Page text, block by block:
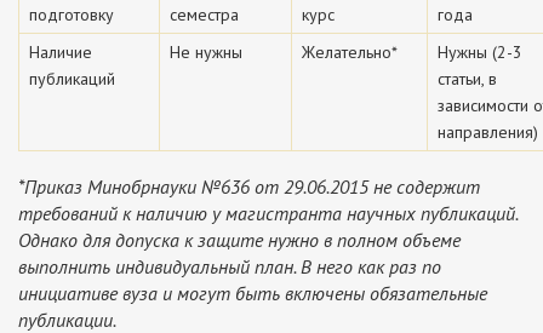
подготовку
семестра
курс
года
Наличие
публикаций
Не нужны Желательно*
Нужны (2-3
статьи, в
зависимости
направления)
*Приказ Минобрнауки №636 от 29.06.2015 не содержит
требований к наличию у магистранта научных публикаций.
Однако для допуска к защите нужно в полном объеме
выполнить индивидуальный план. В него как раз по
инициативе вуза и могут быть включены обязательные
публикации.